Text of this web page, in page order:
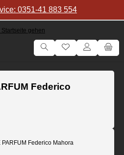
0351-41 883 554
Federico